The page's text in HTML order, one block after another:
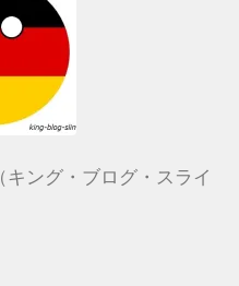
キング・ブログ・スライ